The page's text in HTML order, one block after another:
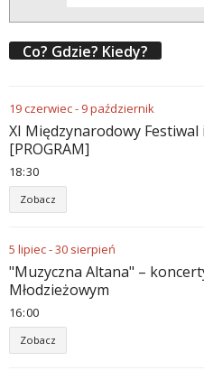
Co? Gdzie? Kiedy?
19czerwiec- 9październik
XI Międzynarodowy Festiwal
[PROGRAM]
18 30
Zobacz
5 lipiec-30 sierpień
"Muzyczna Altana" –
Młodzieżowym
16 00
Zobacz